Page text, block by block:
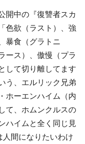
開中の『復讐者スカ
色欲（ラスト）、強
暴食（グラトニ
ース）、傲慢（プラ
して切り離してます
う、エルリック兄弟
ホーエンハイム（内
て、ホムンクルスの
ハイムと全く同じ見
人間になりたいわけ